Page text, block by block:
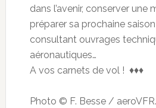
dans l’avenir, conserver une
préparer sa prochaine
consultant ouvrages
aéronautiques…
A vos carnets de vol ! ♦♦♦
Photo © F. Besse /